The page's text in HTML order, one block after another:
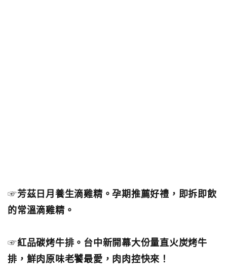
☞芳茲日月養生滴雞精。孕期推薦好禮，即拆即飲
的常溫滴雞精。
☞紅品碳烤牛排。台中新開幕大份量直火炭烤牛
排，鮮肉原味老饕最愛，肉肉控快來！